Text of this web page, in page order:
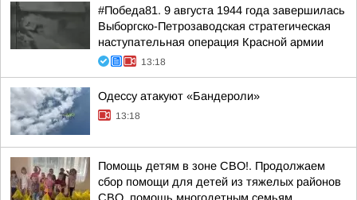
#Победа81. 9 августа 1944 года завершилась
Выборгско-Петрозаводская стратегическая
наступательная операция Красной армии
13:18
Одессу атакуют «Бандероли»
13:18
Помощь детям в зоне СВО!. Продолжаем
сбор помощи для детей из тяжелых районов